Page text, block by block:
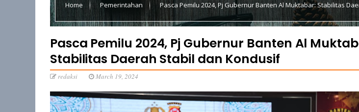
Home Pemerintahan Pasca Pemilu 2024, Pj Gubernur Banten Al Muktabar: Stabilitas
Pasca Pemilu 2024, Pj Gubernur Banten Al
Stabilitas Daerah Stabil dan Kondusif
redaksi March 19, 2024